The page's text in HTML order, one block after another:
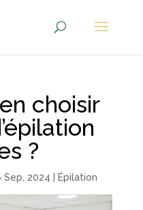
choisir
?
Sep, 2024 Épilation